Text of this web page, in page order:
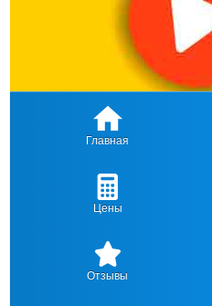
Главная
Цены
Отзывы